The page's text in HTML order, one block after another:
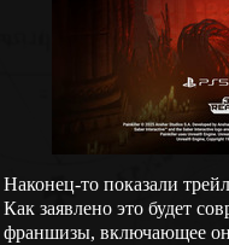
Наконец-то показали
Как заявлено это будет
франшизы, включающее